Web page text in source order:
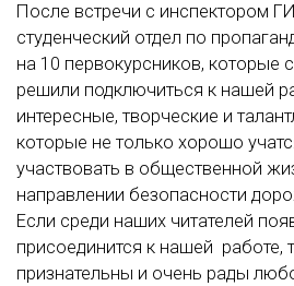
После встречи с инспектором
студенческий отдел по
на 10 первокурсников, которые
решили подключиться к нашей
интересные, творческие и
которые не только хорошо
участвовать в общественной
направлении безопасности
Если среди наших читателей
присоединится к нашей работе,
признательны и очень рады